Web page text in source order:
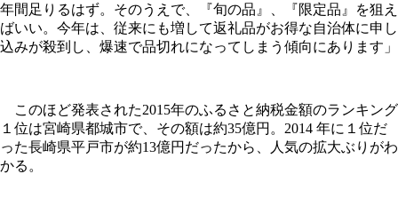
年間足りるはず。そのうえで、『旬の品』、『限定品』を狙え
ばいい。今年は、従来にも増して返礼品がお得な自治体に申し
込みが殺到し、爆速で品切れになってしまう傾向にあります」
このほど発表された2015年のふるさと納税金額のランキング
１位は宮崎県都城市で、その額は約35億円。2014 年に１位だ
った長崎県平戸市が約13億円だったから、人気の拡大ぶりがわ
かる。